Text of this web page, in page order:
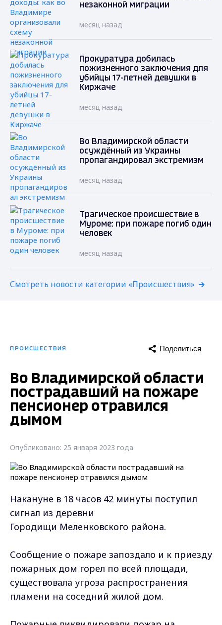
незаконной миграции
месяц назад
Прокуратура добилась
пожизненного заключения для
убийцы 17-летней девушки в
Киржаче
месяц назад
Во Владимирской области
осуждённый из Украины
пропагандировал экстремизм
месяц назад
Трагическое происшествие в
Муроме: при пожаре погиб один
человек
месяц назад
Смотреть новости категории «Происшествия»
ПРОИСШЕСТВИЯ Поделиться
Во Владимирской области
пострадавший на пожаре
пенсионер отравился
дымом
Опубликовано: 25 января 2023 года
Накануне в 18 часов 42 минуты поступил
сигнал из деревни
Городищи Меленковского района.
Сообщение о пожаре запоздало и к приезду
пожарных дом горел по всей площади,
существовала угроза распространения
пламени на соседний жилой дом.